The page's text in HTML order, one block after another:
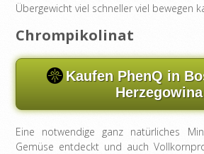
Übergewicht viel schneller viel bewegen
Chrompikolinat
Kaufen PhenQ in
Herzegowina
Eine notwendige ganz natürliches
Gemüse entdeckt und auch